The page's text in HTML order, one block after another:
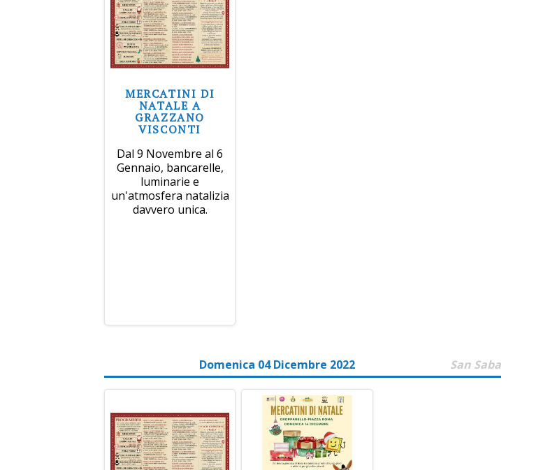
MERCATINI DI
NATALE A
GRAZZANO
VISCONTI
Dal 9 Novembre al 6
Gennaio, bancarelle,
luminarie e
un'atmosfera natalizia
davvero unica.
Domenica 04 Dicembre 2022 San Saba